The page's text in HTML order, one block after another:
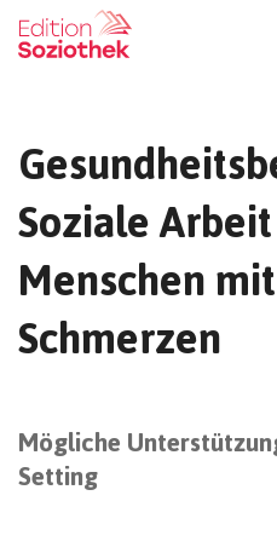
Soziale
Menschen
Schmerzen
Mögliche
Setting